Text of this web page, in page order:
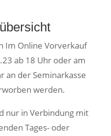
Im Online Vorverkauf
ab 18 Uhr oder am
an der Seminarkasse
werden.
nur in Verbindung mit
Tages- oder